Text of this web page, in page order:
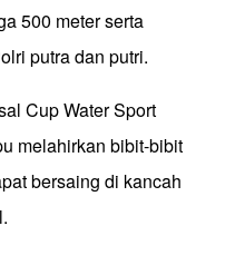
500 meter serta
putra dan putri.
Cup Water Sport
melahirkan bibit-bibit
bersaing di kancah